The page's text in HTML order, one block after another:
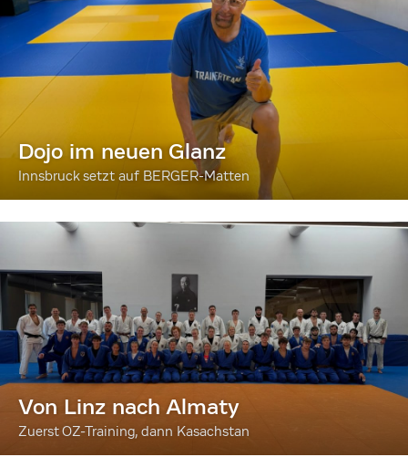
Dojo im neuen Glanz
Innsbruck setzt auf BERGER-Matten
Von Linz nach Almaty
Zuerst OZ-Training, dann Kasachstan